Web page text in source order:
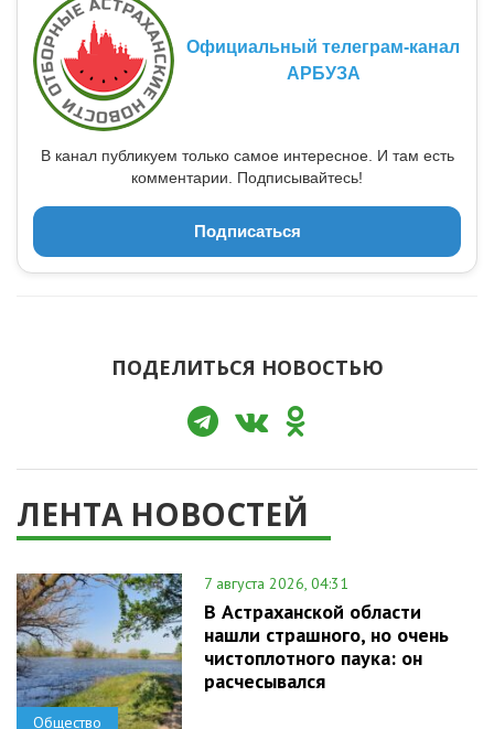
Официальный телеграм-канал
АРБУЗА
В канал публикуем только самое интересное. И там есть
комментарии. Подписывайтесь!
Подписаться
ПОДЕЛИТЬСЯ НОВОСТЬЮ
ЛЕНТА НОВОСТЕЙ
Общество
7 августа 2026, 04:31
В Астраханской области
нашли страшного, но очень
чистоплотного паука: он
расчесывался